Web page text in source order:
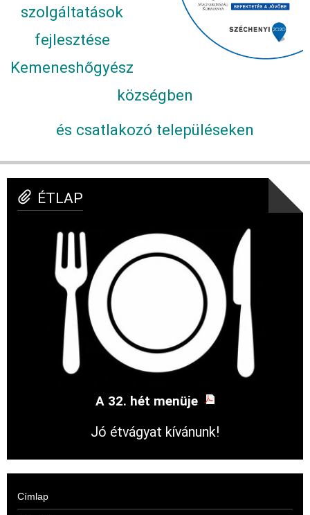
szolgáltatások
fejlesztése
Kemeneshőgyész
községben
és csatlakozó településeken
ÉTLAP
A 32. hét menüje
Jó étvágyat kívánunk!
Címlap